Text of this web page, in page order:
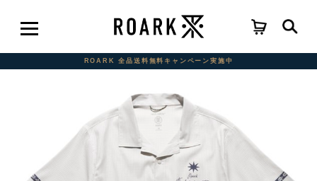
ROARK 全品送料無料キャンペーン実施中